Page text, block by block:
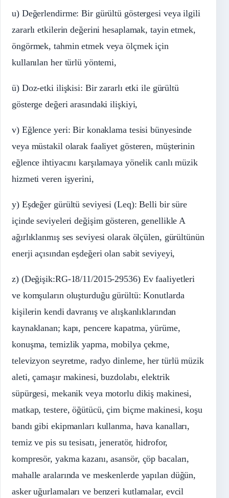
u) Değerlendirme: Bir gürültü göstergesi veya ilgili
zararlı etkilerin değerini hesaplamak, tayin etmek,
öngörmek, tahmin etmek veya ölçmek için
kullanılan her türlü yöntemi,
ü) Doz-etki ilişkisi: Bir zararlı etki ile gürültü
gösterge değeri arasındaki ilişkiyi,
v) Eğlence yeri: Bir konaklama tesisi bünyesinde
veya müstakil olarak faaliyet gösteren, müşterinin
eğlence ihtiyacını karşılamaya yönelik canlı müzik
hizmeti veren işyerini,
y) Eşdeğer gürültü seviyesi (Leq): Belli bir süre
içinde seviyeleri değişim gösteren, genellikle A
ağırlıklanmış ses seviyesi olarak ölçülen, gürültünün
enerji açısından eşdeğeri olan sabit seviyeyi,
z) (Değişik:RG-18/11/2015-29536) Ev faaliyetleri
ve komşuların oluşturduğu gürültü: Konutlarda
kişilerin kendi davranış ve alışkanlıklarından
kaynaklanan; kapı, pencere kapatma, yürüme,
konuşma, temizlik yapma, mobilya çekme,
televizyon seyretme, radyo dinleme, her türlü müzik
aleti, çamaşır makinesi, buzdolabı, elektrik
süpürgesi, mekanik veya motorlu dikiş makinesi,
matkap, testere, öğütücü, çim biçme makinesi, koşu
bandı gibi ekipmanları kullanma, hava kanalları,
temiz ve pis su tesisatı, jeneratör, hidrofor,
kompresör, yakma kazanı, asansör, çöp bacaları,
mahalle aralarında ve meskenlerde yapılan düğün,
asker uğurlamaları ve benzeri kutlamalar, evcil